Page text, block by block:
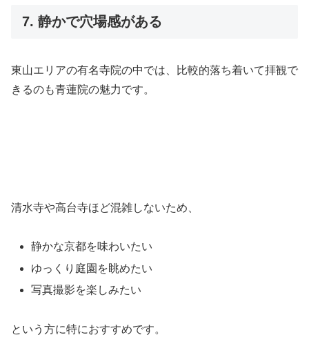
7. 静かで穴場感がある
東山エリアの有名寺院の中では、比較的落ち着いて拝観で
きるのも青蓮院の魅力です。
清水寺や高台寺ほど混雑しないため、
静かな京都を味わいたい
ゆっくり庭園を眺めたい
写真撮影を楽しみたい
という方に特におすすめです。